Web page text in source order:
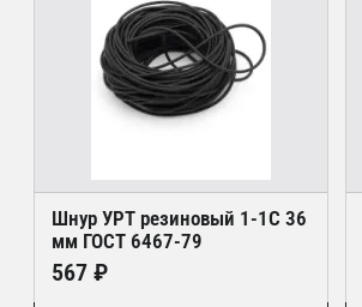
Шнур УРТ резиновый 1-1С 36
мм ГОСТ 6467-79
567 ₽